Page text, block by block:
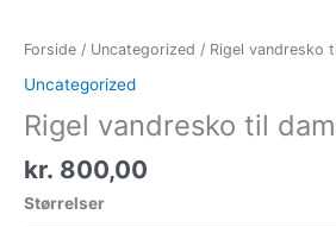
Forside / Uncategorized / Rigel vandresko
Uncategorized
Rigel vandresko til
kr. 800,00
Størrelser